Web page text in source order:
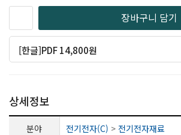
장바구니 담기
[한글]PDF 14,800원
상세정보
분야 전기전자(C) > 전기전자재료